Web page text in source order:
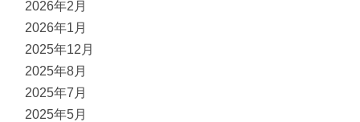
2026年2月
2026年1月
2025年12月
2025年8月
2025年7月
2025年5月